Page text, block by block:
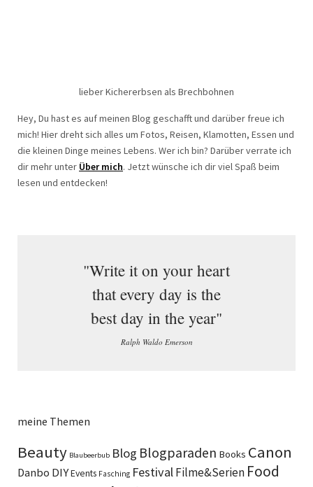
lieber Kichererbsen als Brechbohnen
Hey, Du hast es auf meinen Blog geschafft und darüber freue ich
mich! Hier dreht sich alles um Fotos, Reisen, Klamotten, Essen und
die kleinen Dinge meines Lebens. Wer ich bin? Darüber verrate ich
dir mehr unter Über mich. Jetzt wünsche ich dir viel Spaß beim
lesen und entdecken!
"Write it on your heart
that every day is the
best day in the year"
Ralph Waldo Emerson
meine Themen
Beauty Blaubeerbub Blog Blogparaden Books Canon
Danbo DIYEvents Fasching FestivalFilme&Serien Food